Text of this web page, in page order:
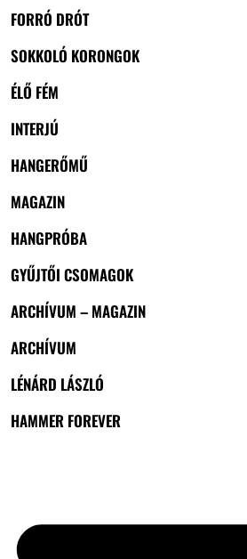
FORRÓ DRÓT
SOKKOLÓ KORONGOK
ÉLŐ FÉM
INTERJÚ
HANGERŐMŰ
MAGAZIN
HANGPRÓBA
GYŰJTŐI CSOMAGOK
ARCHÍVUM – MAGAZIN
ARCHÍVUM
LÉNÁRD LÁSZLÓ
HAMMER FOREVER